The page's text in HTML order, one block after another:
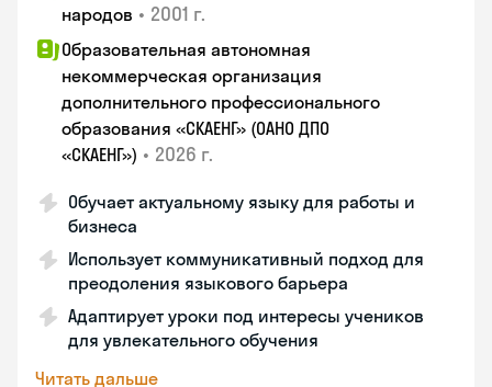
народов • 2001 г.
Образовательная автономная
некоммерческая организация
дополнительного профессионального
образования «СКАЕНГ» (ОАНО ДПО
«СКАЕНГ») • 2026 г.
Обучает актуальному языку для работы и
бизнеса
Использует коммуникативный подход для
преодоления языкового барьера
Адаптирует уроки под интересы учеников
для увлекательного обучения
Читать дальше